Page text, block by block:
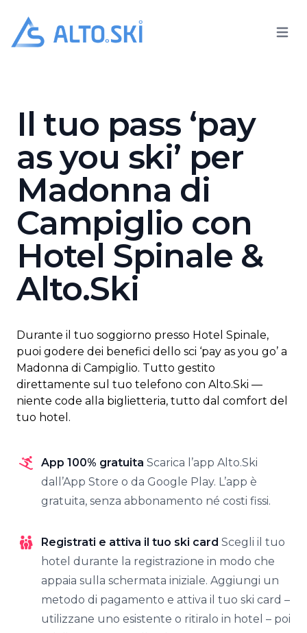
Alto.Ski Open
Il tuo pass ‘pay
as you ski’ per
Madonna di
Campiglio con
Hotel Spinale &
Alto.Ski
Durante il tuo soggiorno presso Hotel Spinale,
puoi godere dei benefici dello sci ‘pay as you go’ a
Madonna di Campiglio. Tutto gestito
direttamente sul tuo telefono con Alto.Ski —
niente code alla biglietteria, tutto dal comfort del
tuo hotel.
App 100% gratuita Scarica l’app Alto.Ski
dall’App Store o da Google Play. L’app è
gratuita, senza abbonamento né costi fissi.
Registrati e attiva il tuo ski card Scegli il tuo
hotel durante la registrazione in modo che
appaia sulla schermata iniziale. Aggiungi un
metodo di pagamento e attiva il tuo ski card –
utilizzane uno esistente o ritiralo in hotel – poi